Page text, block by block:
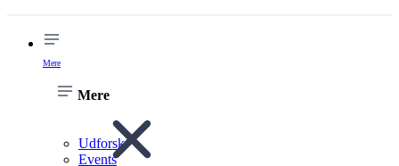
Mere
Mere
Udforsk
Events